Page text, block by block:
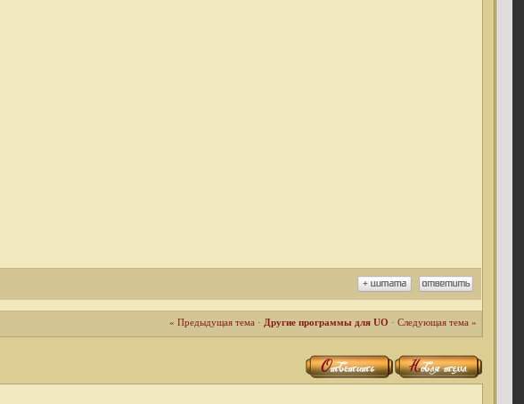
« Предыдущая тема · Другие программы для UO · Следующая тема »